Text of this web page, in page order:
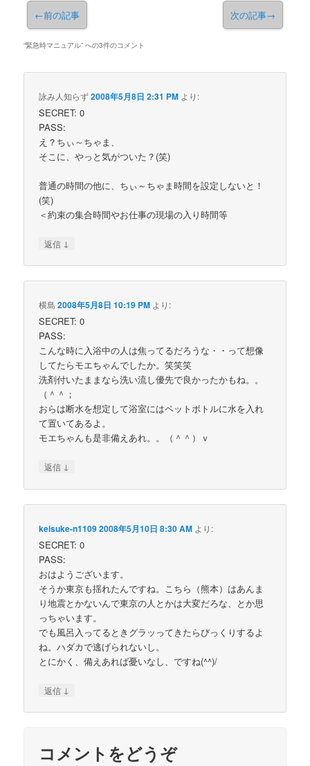
←前の記事 次の記事→
“緊急時マニュアル” への3件のコメント
詠み人知らず2008年5月8日 2:31 PM より:
SECRET: 0
PASS:
え？ちぃ～ちゃま、
そこに、やっと気がついた？(笑)
普通の時間の他に、ちぃ～ちゃま時間を設定しないと！
(笑)
＜約束の集合時間やお仕事の現場の入り時間等
返信 ↓
横島 2008年5月8日 10:19 PM より:
SECRET: 0
PASS:
こんな時に入浴中の人は焦ってるだろうな・・って想像
してたらモエちゃんでしたか。笑笑笑
洗剤付いたままなら洗い流し優先で良かったかもね。。
（＾＾；
おらは断水を想定して浴室にはペットボトルに水を入れ
て置いてあるよ。
モエちゃんも是非備えあれ。。（＾＾）ｖ
返信 ↓
keisuke-n11092008年5月10日 8:30 AM より:
SECRET: 0
PASS:
おはようございます。
そうか東京も揺れたんですね。こちら（熊本）はあんま
り地震とかないんで東京の人とかは大変だろな、とか思
っちゃいます。
でも風呂入ってるときグラッってきたらびっくりするよ
ね。ハダカで逃げられないし。
とにかく、備えあれば憂いなし、ですね(^^)/
返信 ↓
コメントをどうぞ